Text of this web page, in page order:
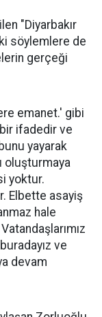
"Diyarbakır
söylemlere de
gerçeği
emanet.' gibi
ifadedir ve
yayarak
oluşturmaya
yoktur.
Elbette asayiş
hale
ve
devam